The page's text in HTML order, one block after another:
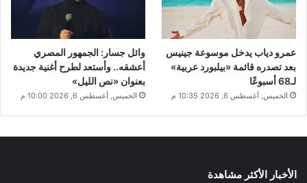
عمرو دياب يدخل موسوعة جينيس
بعد تصدره قائمة «بيلبورد عربية»
لـ68 أسبوعًا
الخميس, أغسطس 6, 2026 10:35 م
وائل جسار: الجمهور المصري
أعشقه.. وأستعد لطرح أغنية جديدة
بعنوان «نص الليل»
الخميس, أغسطس 6, 2026 10:00 م
الأخبار الأكثر مشاهدة